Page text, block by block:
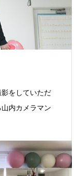
をしていただ
内カメラマン